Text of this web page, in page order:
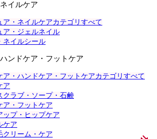
イルケア
ア・ネイルケアカテゴリすべて
ア・ジェルネイル
ネイルシール
ンドケア・フットケア
ア・ハンドケア・フットケアカテゴリすべて
ア
クラブ・ソープ・石鹸
ア・フットケア
ップ・ヒップケア
ケア
クリーム・ケア